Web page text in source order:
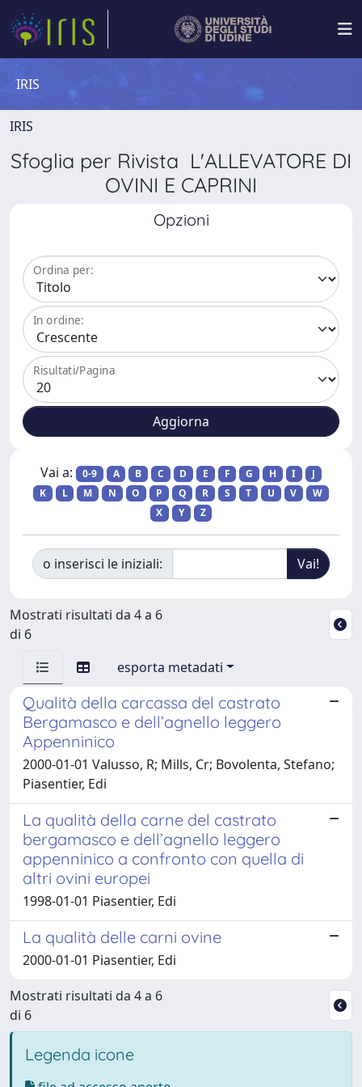
IRIS
IRIS
Sfoglia per Rivista L'ALLEVATORE DI
OVINI E CAPRINI
Opzioni
Ordina per:
In ordine:
Risultati/Pagina
Vai a: 0-9 A B C D E F G H I
J
K
L M N O P Q R S T U V
W
X
Y Z
o inserisci le iniziali:
Mostrati risultati da 4 a 6
di 6
esporta metadati
Qualità della carcassa del castrato
Bergamasco e dell’agnello leggero
Appenninico
2000-01-01 Valusso, R; Mills, Cr; Bovolenta, Stefano;
Piasentier, Edi
La qualità della carne del castrato
bergamasco e dell’agnello leggero
appenninico a confronto con quella di
altri ovini europei
1998-01-01 Piasentier, Edi
La qualità delle carni ovine
2000-01-01 Piasentier, Edi
Mostrati risultati da 4 a 6
di 6
Legenda icone